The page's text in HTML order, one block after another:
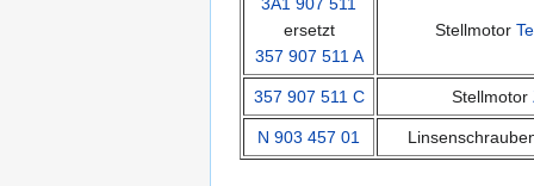
ersetzt
357 907 511 A
Stellmotor
357 907 511 C Stellmotor
N 903 457 01